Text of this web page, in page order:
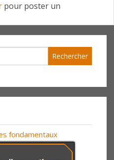
pour poster un